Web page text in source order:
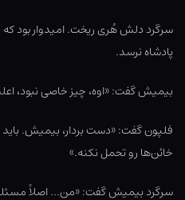
سرگرد دلش هُری ریخت. امیدوار بود
پادشاه نرسد.
بیمیش گفت: «اوه، چیز خاصی نبود،
فلپون گفت: «دست بردار، بیمیش. باید
خائن‌ها رو تحمل نکنه.»
سرگرد بیمیش گفت: «من… اصلاً